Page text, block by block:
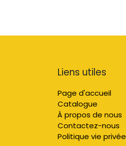
Liens utiles
Page d'accueil
Catalogue
À propos de nous
Contactez-nous
Politique vie privée